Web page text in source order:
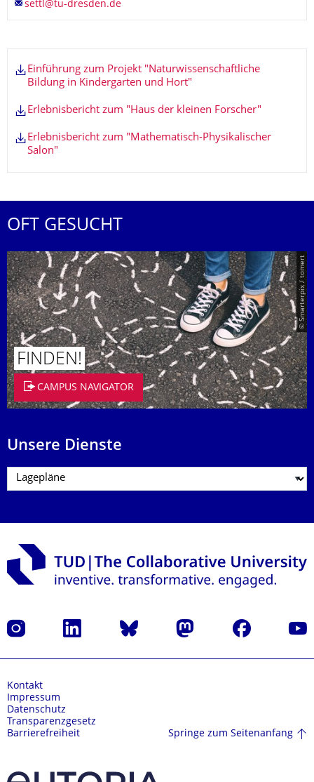
Einführung zum Projekt "Naturwissenschaftliche
Bildung in Kindergarten und Hort"
Erlebnisbericht zum "Haus der kleinen Forscher"
Erlebnisbericht zum "Mathematisch-Physikalischer
Salon"
OFT GESUCHT
© Smarterpix / tomert
FINDEN!
CAMPUS NAVIGATOR
Unsere Dienste
Instagram LinkedIn Bluesky Mastodon Facebook
Kontakt
Impressum
Datenschutz
Transparenzgesetz
Barrierefreiheit
Springe zum Seitenanfang